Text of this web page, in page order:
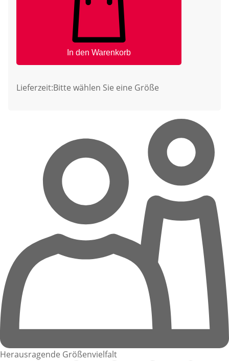
In den Warenkorb
Lieferzeit:Bitte wählen Sie eine Größe
Herausragende Größenvielfalt